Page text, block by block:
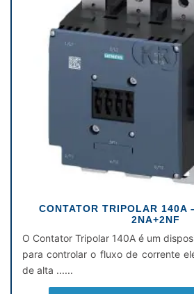
CONTATOR TRIPOLAR 140A
2NA+2NF
O Contator Tripolar 140A é um
para controlar o fluxo de corrente
de alta ......